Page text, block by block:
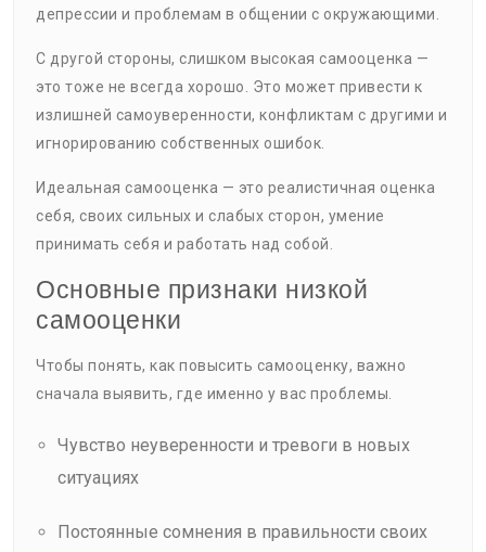
депрессии и проблемам в общении с окружающими.
С другой стороны, слишком высокая самооценка —
это тоже не всегда хорошо. Это может привести к
излишней самоуверенности, конфликтам с другими и
игнорированию собственных ошибок.
Идеальная самооценка — это реалистичная оценка
себя, своих сильных и слабых сторон, умение
принимать себя и работать над собой.
Основные признаки низкой
самооценки
Чтобы понять, как повысить самооценку, важно
сначала выявить, где именно у вас проблемы.
Чувство неуверенности и тревоги в новых
ситуациях
Постоянные сомнения в правильности своих